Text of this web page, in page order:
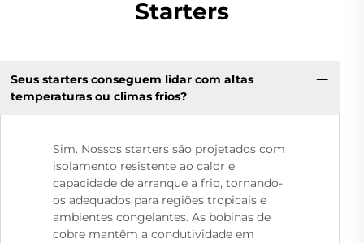
Starters
Seus starters conseguem lidar com altas
temperaturas ou climas frios?
Sim. Nossos starters são projetados com
isolamento resistente ao calor e
capacidade de arranque a frio, tornando-
os adequados para regiões tropicais e
ambientes congelantes. As bobinas de
cobre mantêm a condutividade em